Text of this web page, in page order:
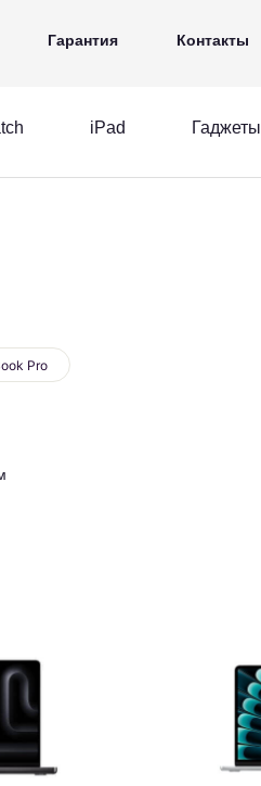
Аксессуары Ещё
Гарантия Контакты
iPad Гаджеты
Pro